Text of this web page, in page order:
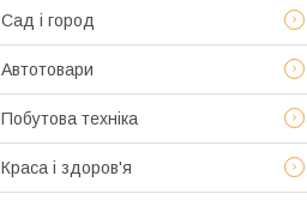
Сад і город
Автотовари
Побутова техніка
Краса і здоров'я